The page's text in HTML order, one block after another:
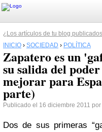
¿Los artículos de tu blog
INICIO › SOCIEDAD › POLÍTICA
Zapatero es un
su salida del
mejorar para
parte)
Publicado el 16 diciembre 2011 por
Dos de sus primeras